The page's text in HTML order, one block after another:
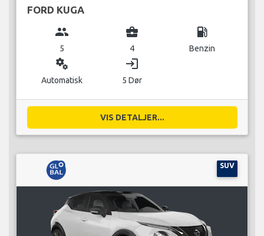
FORD KUGA
group
5
business_center
4
local_gas_station
Benzin
miscellaneous_services
Automatisk
login
5 Dør
VIS DETALJER...
SUV